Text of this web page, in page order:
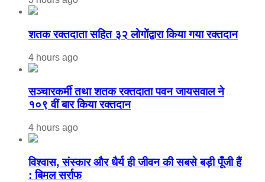
शतक रक्तदाता सहित ३२ लोगोंद्वारा किया गया रक्तदान
4 hours ago
सञ्चारकर्मी तथा शतक रक्तदाता पवन जायसवाल ने
१०९ वीं बार किया रक्तदान
4 hours ago
विश्वास, संस्कार और धैर्य ही जीवन की सबसे बड़ी पूँजी हैं
: बिमल सर्राफ